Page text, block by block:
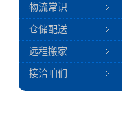
物流常识
仓储配送
远程搬家
接洽咱们